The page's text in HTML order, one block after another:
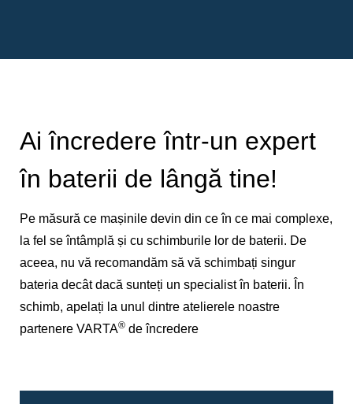
Ai încredere într-un expert
în baterii de lângă tine!
Pe măsură ce mașinile devin din ce în ce mai complexe,
la fel se întâmplă și cu schimburile lor de baterii. De
aceea, nu vă recomandăm să vă schimbați singur
bateria decât dacă sunteți un specialist în baterii. În
schimb, apelați la unul dintre atelierele noastre
partenere VARTA® de încredere